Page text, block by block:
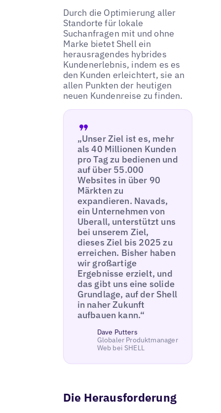
Durch die Optimierung aller
Standorte für lokale
Suchanfragen mit und ohne
Marke bietet Shell ein
herausragendes hybrides
Kundenerlebnis, indem es es
den Kunden erleichtert, sie an
allen Punkten der heutigen
neuen Kundenreise zu finden.
„Unser Ziel ist es, mehr
als 40 Millionen Kunden
pro Tag zu bedienen und
auf über 55.000
Websites in über 90
Märkten zu
expandieren. Navads,
ein Unternehmen von
Uberall, unterstützt uns
bei unserem Ziel,
dieses Ziel bis 2025 zu
erreichen. Bisher haben
wir großartige
Ergebnisse erzielt, und
das gibt uns eine solide
Grundlage, auf der Shell
in naher Zukunft
aufbauen kann.“
Dave Putters
Globaler Produktmanager
Web bei SHELL
Die Herausforderung